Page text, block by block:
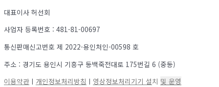
대표이사 허선회
사업자 등록번호 : 481-81-00697
통신판매신고번호 제 2022-용인처인-00598 호
주소 : 경기도 용인시 기흥구 동백죽전대로 175번길 6 (중동)
이용약관 ㅣ 개인정보처리방침 ㅣ 영상정보처리기기 설치 및 운영